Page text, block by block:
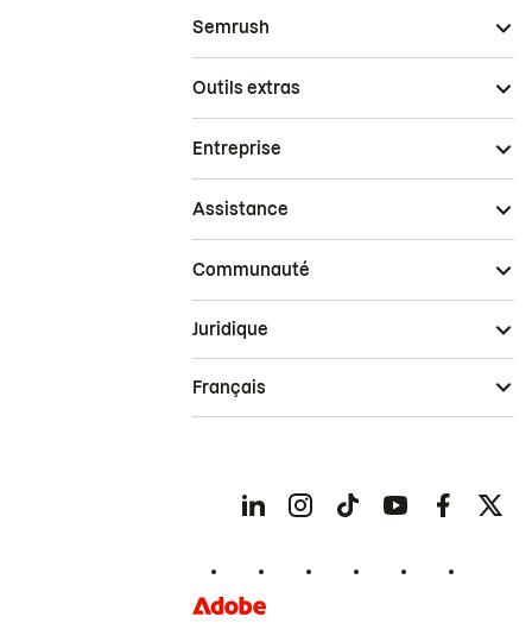
Semrush
Outils extras
Entreprise
Assistance
Communauté
Juridique
Français